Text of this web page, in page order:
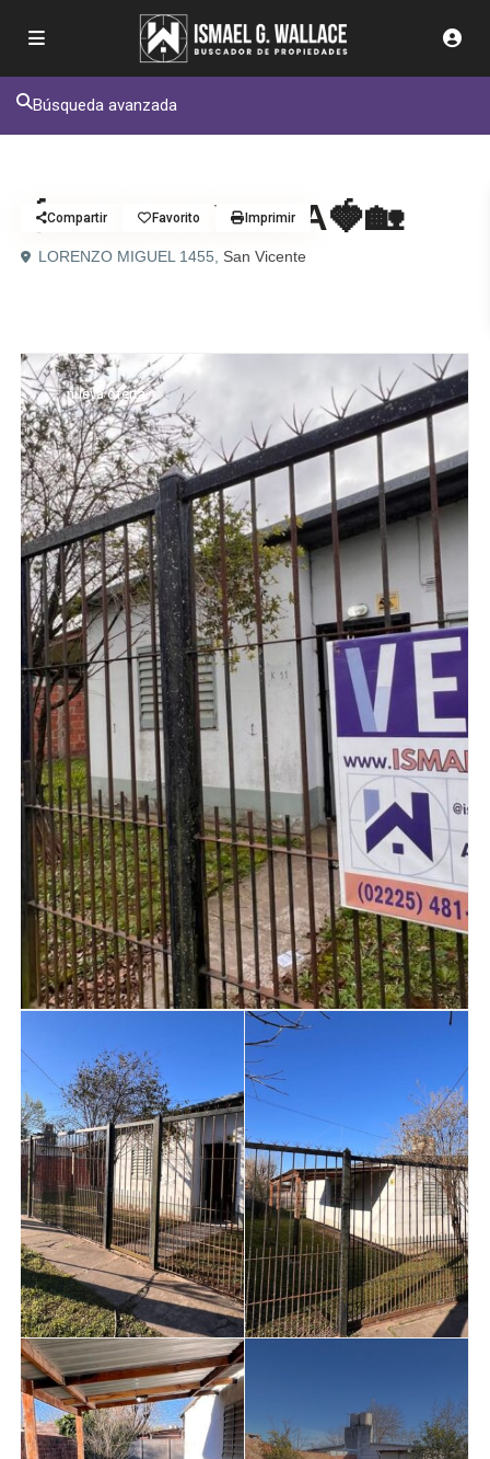
Búsqueda avanzada
🍓🏡RESERVADA🍓🏡
LORENZO MIGUEL 1455, San Vicente
Compartir Favorito Imprimir
nueva oferta